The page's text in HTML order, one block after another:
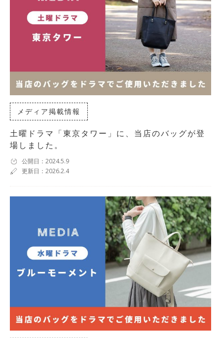
メディア掲載情報
土曜ドラマ「東京タワー」に、当店のバッグが登
場しました。
公開日：2024.5.9
更新日：2026.2.4